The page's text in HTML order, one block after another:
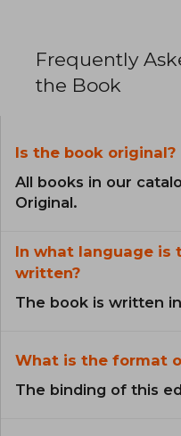
Frequently
the Book
Is the book original?
All books in our
Original.
In what language is
written?
The book is written
What is the format
The binding of this